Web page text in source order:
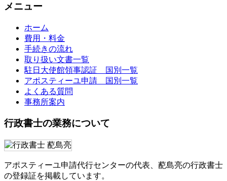
メニュー
ホーム
費用・料金
手続きの流れ
取り扱い文書一覧
駐日大使館領事認証 国別一覧
アポスティーユ申請 国別一覧
よくある質問
事務所案内
行政書士の業務について
アポスティーユ申請代行センターの代表、蓜島亮の行政書士
の登録証を掲載しています。